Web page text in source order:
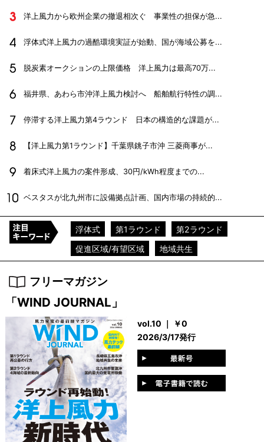
洋上風力から欧州企業の撤退相次ぐ 事業性の担保が急...
浮体式洋上風力の過酷環境実証が始動、国が海域公募を...
脱炭素オークションの上限価格 洋上風力は最高70万...
福井県、あわら市沖洋上風力検討へ 船舶航行特性の調...
停滞する洋上風力第4ラウンド 日本の構造的な課題が...
【洋上風力第1ラウンド】千葉県銚子市沖 三菱商事が...
着床式洋上風力の案件形成、30円/kWh程度までの...
ベスタスが北九州市に設備拠点計画、国内市場の持続的...
浮体式 第1ラウンド
第2ラウンド
促進区域/有望区域
地域共生
フリーマガジン
「WIND JOURNAL」
vol.10 ｜ ￥0
2026/3/17発行